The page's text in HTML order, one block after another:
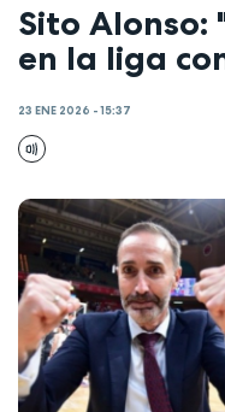
Sito Alonso:
en la liga
23 ENE 2026 - 15:37